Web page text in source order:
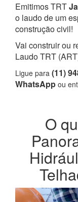
Emitimos TRT
o laudo de um
construção civil!
Vai construir ou
Laudo TRT
Ligue para (11)
WhatsApp ou
O